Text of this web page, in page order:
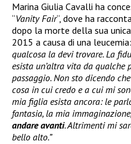
Marina Giulia Cavalli ha
“Vanity Fair“, dove ha
dopo la morte della sua
2015 a causa di una
qualcosa la devi trovare. La
esista un’altra vita da qualche
passaggio. Non sto dicendo
cosa in cui credo e a cui mi
mia figlia esista ancora: le
fantasia, la mia
andare avanti. Altrimenti mi
bello alto.”